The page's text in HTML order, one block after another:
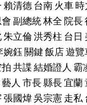
賴清德台南火車時
副總統林全院長
朱立倫洪秀柱 台日
婉鈺關鍵飯店遊覽
共諜結婚證人 霸
藝人 市長縣長宜蘭
張國煒吳宗憲走私